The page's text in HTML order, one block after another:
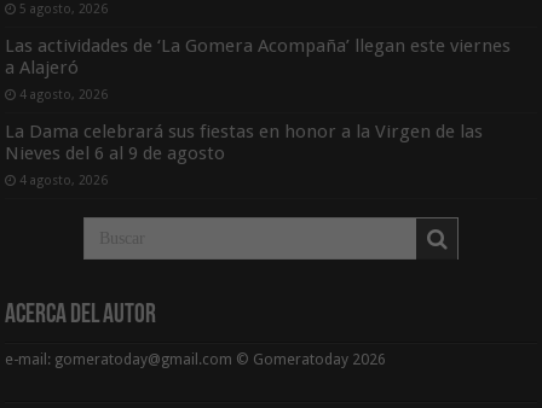
5 agosto, 2026
Las actividades de ‘La Gomera Acompaña’ llegan este viernes
a Alajeró
4 agosto, 2026
La Dama celebrará sus fiestas en honor a la Virgen de las
Nieves del 6 al 9 de agosto
4 agosto, 2026
Acerca del Autor
e-mail: gomeratoday@gmail.com © Gomeratoday 2026